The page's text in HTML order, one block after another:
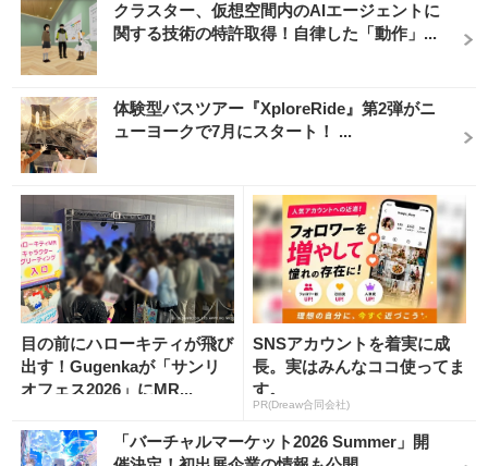
クラスター、仮想空間内のAIエージェントに
関する技術の特許取得！自律した「動作」...
体験型バスツアー『XploreRide』第2弾がニ
ューヨークで7月にスタート！ ...
目の前にハローキティが飛び
出す！Gugenkaが「サンリ
オフェス2026」にMR...
SNSアカウントを着実に成
長。実はみんなココ使ってま
す。
PR(Dreaw合同会社)
「バーチャルマーケット2026 Summer」開